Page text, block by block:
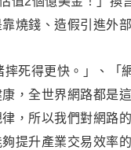
靠燒錢 、造假引進外
死得更快。 」 、 「
，全世界網路都是
，所以我們對網路
提升產業交易效率